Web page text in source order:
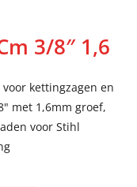
3/8″ 1,6
voor kettingzagen en
met 1,6mm groef,
voor Stihl